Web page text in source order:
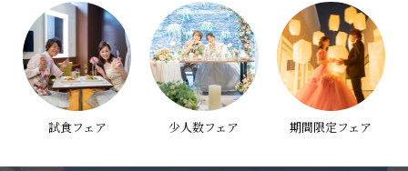
試食フェア 少人数フェア 期間限定フェア